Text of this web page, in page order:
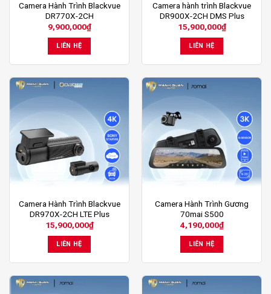
Camera Hành Trình Blackvue
DR770X-2CH
9,900,000₫
LIÊN HỆ
Camera hành trình Blackvue
DR900X-2CH DMS Plus
15,900,000₫
LIÊN HỆ
Camera Hành Trình Blackvue
DR970X-2CH LTE Plus
15,900,000₫
LIÊN HỆ
Camera Hành Trình Gương
70mai S500
4,190,000₫
LIÊN HỆ